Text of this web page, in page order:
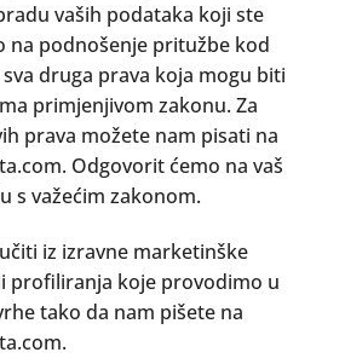
vaših podataka koji ste
na podnošenje pritužbe kod
druga prava koja mogu biti
primjenjivom zakonu. Za
prava možete nam pisati na
Odgovorit ćemo na vaš
s važećim zakonom.
iz izravne marketinške
profiliranja koje provodimo u
tako da nam pišete na